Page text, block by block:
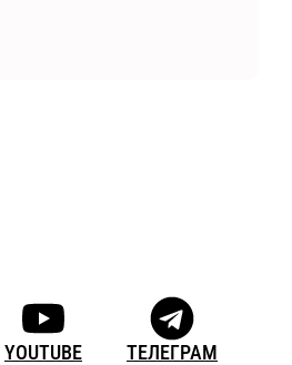
YOUTUBE ТЕЛЕГРАМ